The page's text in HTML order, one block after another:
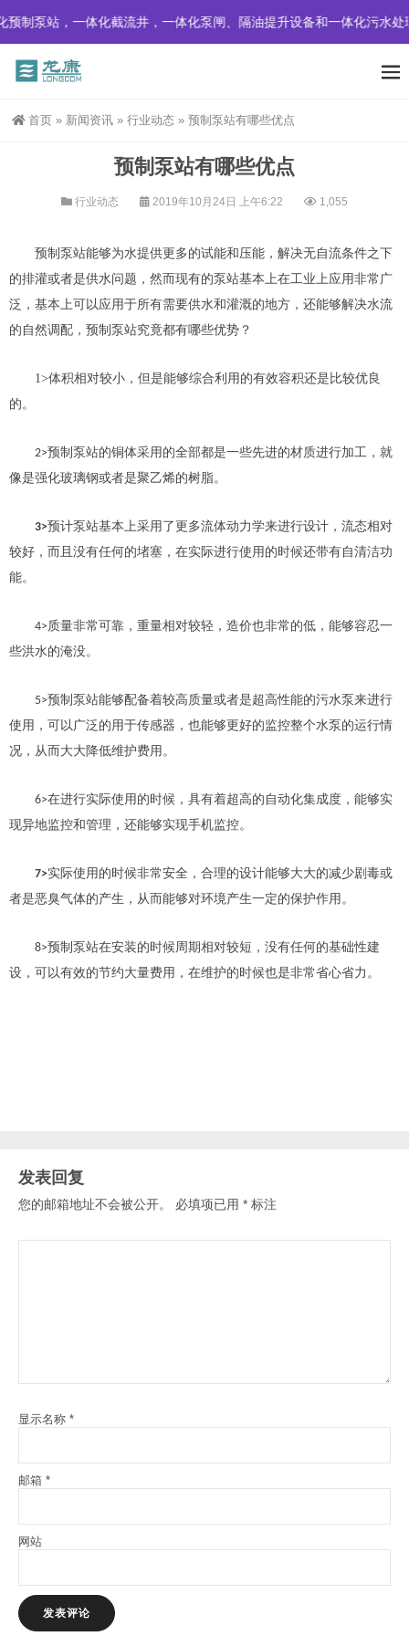
制泵站，一体化截流井，一体化泵闸、隔油提升设备和一体化污水处
首页 » 新闻资讯 » 行业动态 » 预制泵站有哪些优点
预制泵站有哪些优点
行业动态 2019年10月24日 上午6:22 1,055
预制泵站能够为水提供更多的试能和 压能 ， 解决无自流条件之下
的排灌或者是供水问题，然而现有的泵站基本上在工业上应用非常广
泛 ，基本上可以应用于所有需要供水和灌溉的地方，还能够解决水流
的自然调配，预制泵站究竟都有哪些优势？
1>体积相对较小，但是能够综合利用的有效容积还是比较优良
的。
2>预制泵站的铜体采用的全部都是一些先进的材质进行加工，就
像是强化玻璃钢或者是聚乙烯的树脂。
3>预计泵站基本上采用了更多流体动力学来进行设计，流态相对
较好，而且没有任何的堵塞，在实际进行使用的时候还带有自清洁功
能。
4>质量非常可靠，重量相对较轻，造价也非常的低，能够容忍一
些洪水的淹没。
5>预制泵站能够配备着较高质量或者是超高性能的污水泵来进行
使用，可以广泛的用于传感器，也能够更好的监控整个水泵的运行情
况，从而大大降低维护费用。
6>在进行实际使用的时候，具有着超高的自动化集成度，能够实
现异地监控和管理，还能够实现手机监控。
7>实际使用的时候非常安全，合理的设计能够大大的减少剧毒或
者是恶臭气体的产生，从而能够对环境产生一定的保护作用。
8>预制泵站在安装的时候周期相对较短，没有任何的基础性建
设，可以有效的节约大量费用，在维护的时候也是非常省心省力。
发表回复
您的邮箱地址不会被公开。 必填项已用 * 标注
显示名称 *
邮箱 *
网站